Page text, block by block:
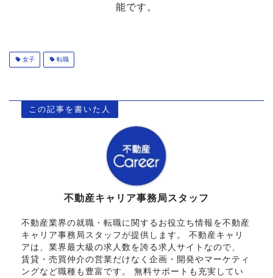
能です。
女子 転職
この記事を書いた人
不動産キャリア事務局スタッフ
不動産業界の就職・転職に関するお役立ち情報を不動産
キャリア事務局スタッフが提供します。 不動産キャリ
アは、業界最大級の求人数を誇る求人サイトなので、
賃貸・売買仲介の営業だけなく企画・開発やマーケティ
ングなど職種も豊富です。 無料サポートも充実してい